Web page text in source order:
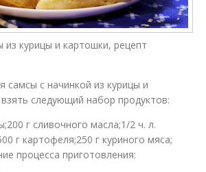
из курицы и картошки, рецепт
самсы с начинкой из курицы и
следующий набор продуктов:
г сливочного масла;1/2 ч. л.
г картофеля;250 г куриного мяса;
процесса приготовления: